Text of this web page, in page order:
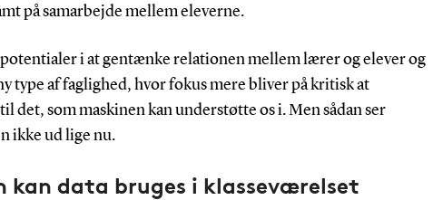
på samarbejde mellem eleverne.
i at gentænke relationen mellem lærer og elever og
type af faglighed, hvor fokus mere bliver på kritisk at
det, som maskinen kan understøtte os i. Men sådan ser
ikke ud lige nu.
kan data bruges i klasseværelset